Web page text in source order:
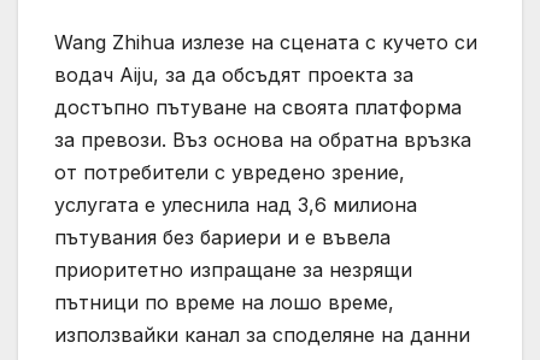
Wang Zhihua излезе на сцената с кучето си
водач Aiju, за да обсъдят проекта за
достъпно пътуване на своята платформа
за превози. Въз основа на обратна връзка
от потребители с увредено зрение,
услугата е улеснила над 3,6 милиона
пътувания без бариери и е въвела
приоритетно изпращане за незрящи
пътници по време на лошо време,
използвайки канал за споделяне на данни